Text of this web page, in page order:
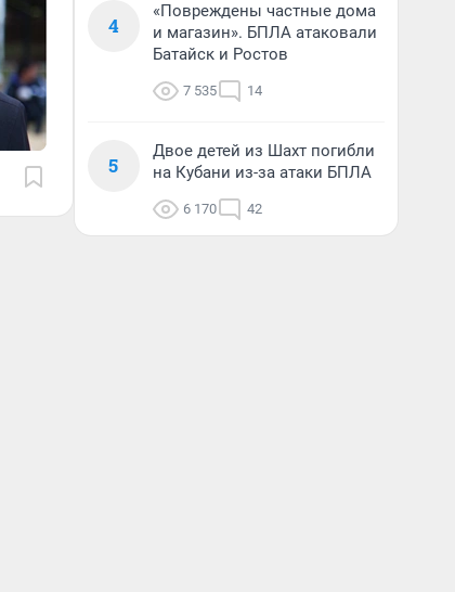
4
«Повреждены частные дома
и магазин». БПЛА атаковали
Батайск и Ростов
7 535 14
5
Двое детей из Шахт погибли
на Кубани из-за атаки БПЛА
6 170 42